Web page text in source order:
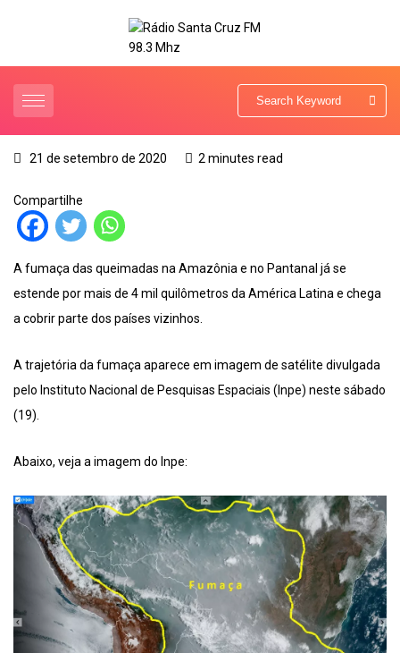
21 de setembro de 2020 2 minutes read
Compartilhe
A fumaça das queimadas na Amazônia e no Pantanal já se
estende por mais de 4 mil quilômetros da América Latina e chega
a cobrir parte dos países vizinhos.
A trajetória da fumaça aparece em imagem de satélite divulgada
pelo Instituto Nacional de Pesquisas Espaciais (Inpe) neste sábado
(19).
Abaixo, veja a imagem do Inpe: